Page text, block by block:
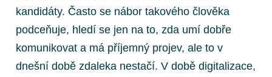
kandidáty. Často se nábor takového člověka
podceňuje, hledí se jen na to, zda umí dobře
komunikovat a má příjemný projev, ale to v
dnešní době zdaleka nestačí. V době digitalizace,